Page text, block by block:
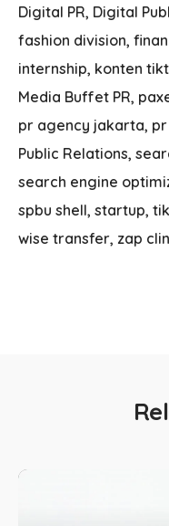
Digital PR Digital
fashion division
internship konten
Media Buffet PR
pr agency jakarta
Public Relations
search engine
spbu shell startup
wise transfer zap